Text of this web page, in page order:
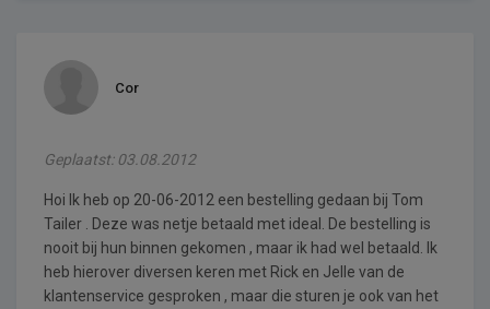
Cor
Geplaatst: 03.08.2012
Hoi Ik heb op 20-06-2012 een bestelling gedaan bij Tom
Tailer . Deze was netje betaald met ideal. De bestelling is
nooit bij hun binnen gekomen , maar ik had wel betaald. Ik
heb hierover diversen keren met Rick en Jelle van de
klantenservice gesproken , maar die sturen je ook van het